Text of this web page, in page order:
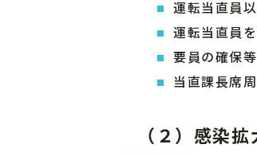
運転当直員
運転当直員
要員の確保
当直課長席
（２）感染